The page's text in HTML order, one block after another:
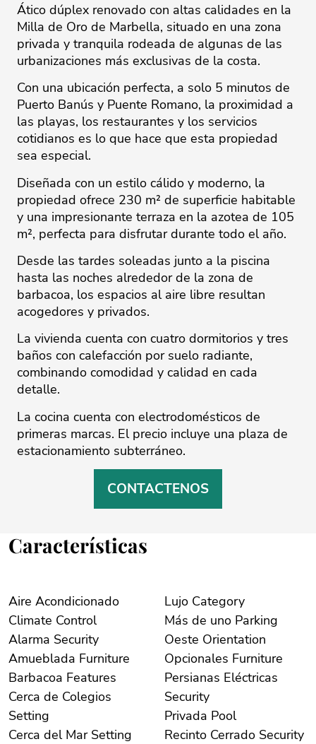
Ático dúplex renovado con altas calidades en la
Milla de Oro de Marbella, situado en una zona
privada y tranquila rodeada de algunas de las
urbanizaciones más exclusivas de la costa.
Con una ubicación perfecta, a solo 5 minutos de
Puerto Banús y Puente Romano, la proximidad a
las playas, los restaurantes y los servicios
cotidianos es lo que hace que esta propiedad
sea especial.
Diseñada con un estilo cálido y moderno, la
propiedad ofrece 230 m² de superficie habitable
y una impresionante terraza en la azotea de 105
m², perfecta para disfrutar durante todo el año.
Desde las tardes soleadas junto a la piscina
hasta las noches alrededor de la zona de
barbacoa, los espacios al aire libre resultan
acogedores y privados.
La vivienda cuenta con cuatro dormitorios y ‌tres
‌baños ‌con ‌calefacción ‌por suelo radiante,
‌combinando ‌comodidad ‌y ‌calidad ‌en cada
‌detalle.
La ‌cocina ‌cuenta ‌con ‌electrodomésticos de
primeras ‌marcas. El precio ‌incluye ‌una ‌plaza ‌de
‌estacionamiento ‌subterráneo.
CONTACTENOS
Características
Aire Acondicionado
Climate Control
Alarma Security
Amueblada Furniture
Barbacoa Features
Cerca de Colegios
Setting
Cerca del Mar Setting
Lujo Category
Más de uno Parking
Oeste Orientation
Opcionales Furniture
Persianas Eléctricas
Security
Privada Pool
Recinto Cerrado Security